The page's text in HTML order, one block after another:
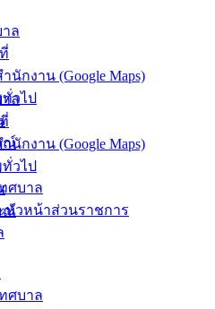
ล
นักงาน (Google Maps)
วไป
ณ์
ศบาล
หัวหน้าส่วนราชการ
าล
นักงาน (Google Maps)
วไป
ณ์
ศบาล
ดำเนินงานไตรมาสที่
พ.ศ.2566
คม 17, 2023
น (งบประมาณ)